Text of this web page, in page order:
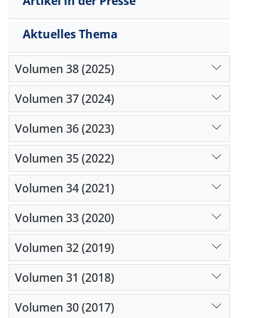
Aktuelles Thema
Volumen 38 (2025)
Volumen 37 (2024)
Volumen 36 (2023)
Volumen 35 (2022)
Volumen 34 (2021)
Volumen 33 (2020)
Volumen 32 (2019)
Volumen 31 (2018)
Volumen 30 (2017)